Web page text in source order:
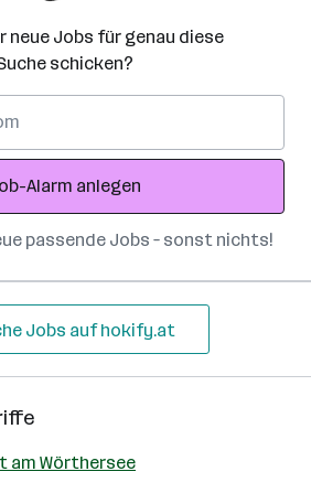
neue Jobs für genau diese
schicken?
Alarm anlegen
passende Jobs – sonst nichts!
Jobs auf hokify.at
am Wörthersee